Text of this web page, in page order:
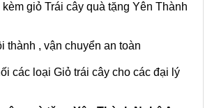
giỏ Trái cây quà tặng Yên Thành
thành , vận chuyển an toàn
các loại Giỏ trái cây cho các đại lý